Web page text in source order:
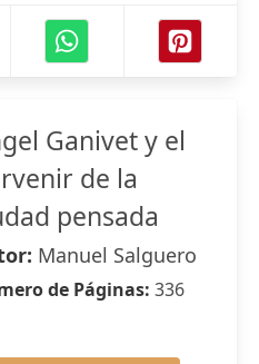
Ganivet y el
de la
pensada
Manuel Salguero
de Páginas: 336